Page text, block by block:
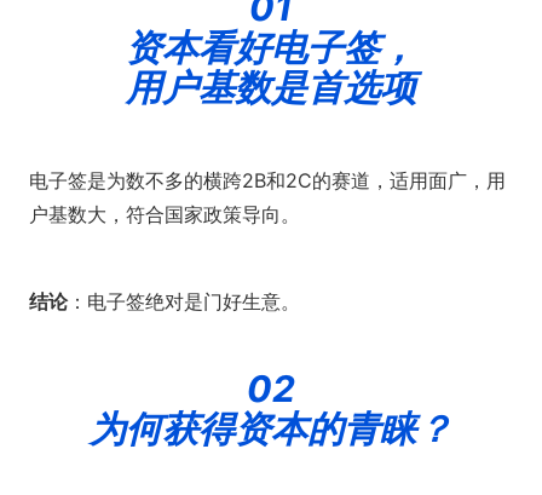
资本看好电子签，
用户基数是首选项
电子签是为数不多的横跨2B和2C的赛道，适用面广，用
户基数大，符合国家政策导向。
结论：电子签绝对是门好生意。
02
为何获得资本的青睐？